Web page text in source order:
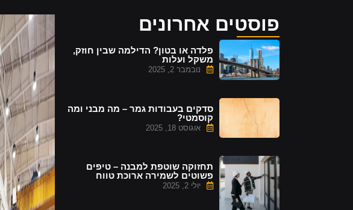
פוסטים אחרונים
פלדה או בטון? הדילמה שבין חוזק,
משקל ועלות
נובמבר 2, 2025
סדקים בעבודות גמר – מה מבני ומה
קוסמטי?
אוגוסט 18, 2025
תחזוקה שוטפת למבנה – טיפים
פשוטים לשמירה ארוכת טווח
יולי 2, 2025